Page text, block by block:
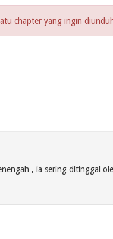
chapter yang ingin
, ia sering ditinggal